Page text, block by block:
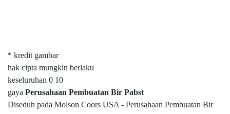
* kredit gambar
hak cipta mungkin berlaku
keseluruhan 0 10
gaya Perusahaan Pembuatan Bir Pabst
Diseduh pada Molson Coors USA - Perusahaan Pembuatan Bir